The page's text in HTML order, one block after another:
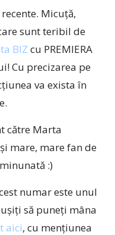
Micuță,
sunt teribil de
BIZ cu PREMIERA
Cu precizarea pe
va exista în
către Marta
mare, mare fan de
:)
numar este unul
să puneți mâna
aici, cu mențiunea